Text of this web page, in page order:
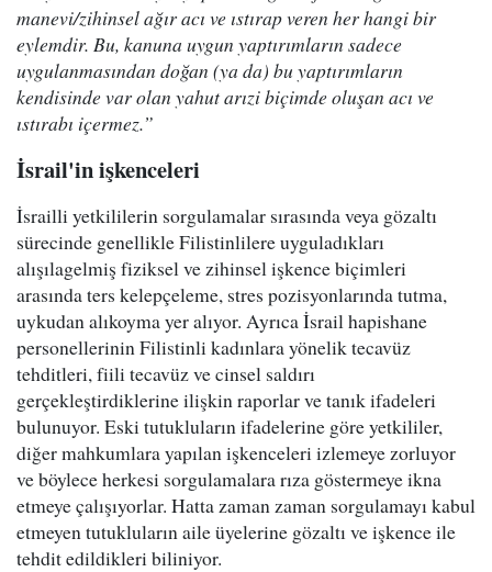
manevi/zihinsel ağır acı ve ıstırap veren her hangi bir
eylemdir. Bu, kanuna uygun yaptırımların sadece
uygulanmasından doğan (ya da) bu yaptırımların
kendisinde var olan yahut arızi biçimde oluşan acı ve
ıstırabı içermez.”
İsrail'in işkenceleri
İsrailli yetkililerin sorgulamalar sırasında veya gözaltı
sürecinde genellikle Filistinlilere uyguladıkları
alışılagelmiş fiziksel ve zihinsel işkence biçimleri
arasında ters kelepçeleme, stres pozisyonlarında tutma,
uykudan alıkoyma yer alıyor. Ayrıca İsrail hapishane
personellerinin Filistinli kadınlara yönelik tecavüz
tehditleri, fiili tecavüz ve cinsel saldırı
gerçekleştirdiklerine ilişkin raporlar ve tanık ifadeleri
bulunuyor. Eski tutukluların ifadelerine göre yetkililer,
diğer mahkumlara yapılan işkenceleri izlemeye zorluyor
ve böylece herkesi sorgulamalara rıza göstermeye ikna
etmeye çalışıyorlar. Hatta zaman zaman sorgulamayı kabul
etmeyen tutukluların aile üyelerine gözaltı ve işkence ile
tehdit edildikleri biliniyor.